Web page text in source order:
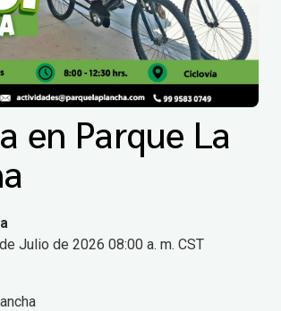
en Parque La
Julio de 2026 08:00 a. m. CST